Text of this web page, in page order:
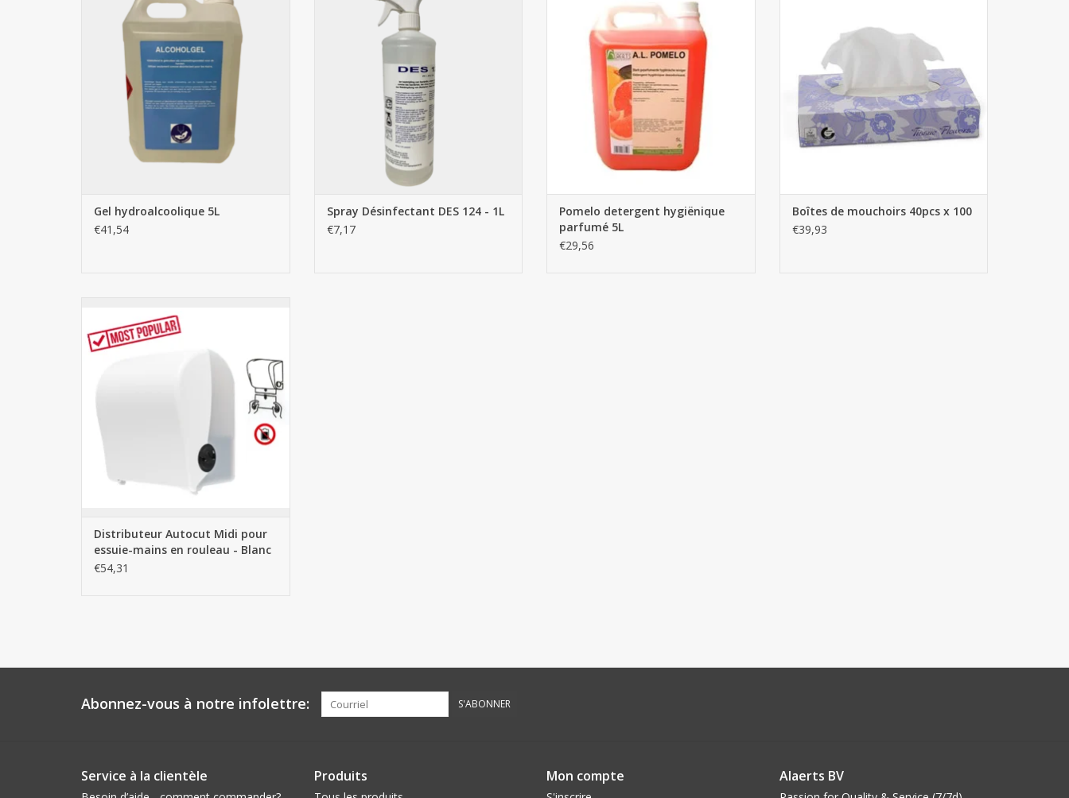
AJOUTER AU PANIER
Gel hydroalcoolique 5L
€41,54
AJOUTER AU PANIER
Spray Désinfectant DES 124 - 1L
€7,17
AJOUTER AU PANIER
Pomelo detergent hygiënique
parfumé 5L
€29,56
Boîtes de mouchoirs 40pcs x 100
€39,93
mains en rouleau - Blanc
AJOUTER AU PANIER
Distributeur Autocut Midi pour
essuie-mains en rouleau - Blanc
€54,31
Abonnez-vous à notre infolettre: S'ABONNER
Service à la clientèle Produits Mon compte Alaerts BV